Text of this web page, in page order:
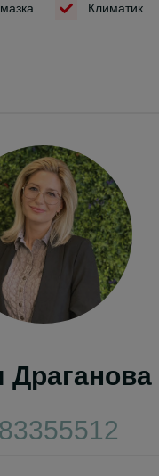
Климатик
Драганова